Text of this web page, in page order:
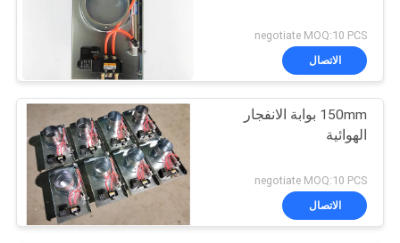
negotiate MOQ:10 PCS
الاتصال
150mm بوابة الانفجار
الهوائية
negotiate MOQ:10 PCS
الاتصال